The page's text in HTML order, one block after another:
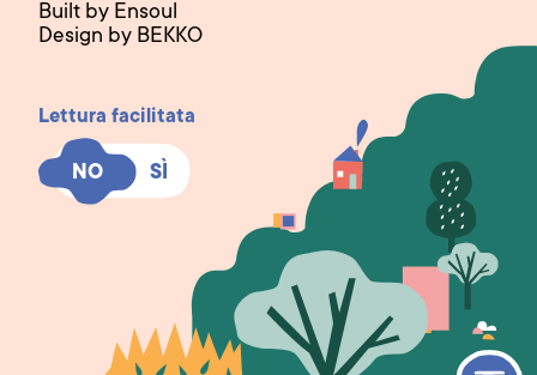
Built by Ensoul
Design by BEKKO
Lettura facilitata
NO SÌ
NO SÌ